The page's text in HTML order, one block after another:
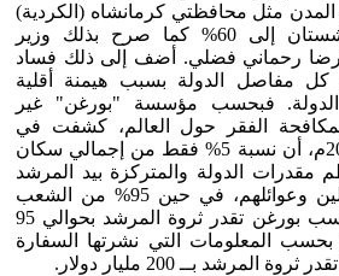
مثل محافظتي كرمانشاه (الكردية)
والأهواز (العربية) وبلوشستان إلى 60% كما صرح بذلك وزير
الرضا رحماني فضلي. أضف إلى ذلك فساد
مفاصل الدولة بسبب هيمنة أقلية
فبحسب مؤسسة "بورغن" غير
بمكافحة الفقر حول العالم، كشفت في
إحصائية في سبتمبر 2017م، أن نسبة 5% فقط من إجمالي سكان
مقدرات الدولة والمتركزة بيد المرشد
وحاشيته وكبار المسؤولين وعوائلهم، في حين 95% من الشعب
يعيشون في الفقر. وبحسب بورغن تقدر ثروة المرشد بحوالي 95
بحسب المعلومات التي نشرتها السفارة
المرشد بــ 200 مليار دولار.